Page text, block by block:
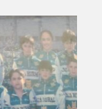
hori
Gehiago